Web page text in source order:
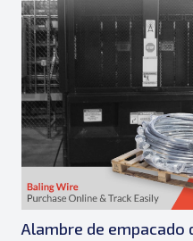
Alambre de empacado